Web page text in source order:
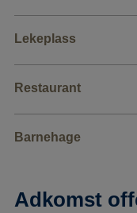
Lekeplass
Restaurant
Barnehage
Adkomst